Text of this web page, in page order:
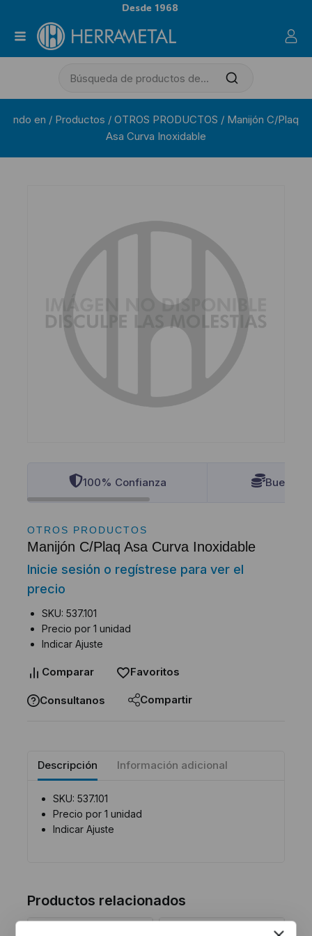
Desde 1968
ndo en / Productos / OTROS PRODUCTOS / Manijón C/Plaq
Asa Curva Inoxidable
100% Confianza Buenos
OTROS PRODUCTOS
Manijón C/Plaq Asa Curva Inoxidable
Inicie sesión o regístrese para ver el
precio
SKU: 537.101
Precio por 1 unidad
Indicar Ajuste
Comparar Favoritos
Consultanos Compartir
Descripción Información adicional
SKU: 537.101
Precio por 1 unidad
Indicar Ajuste
Productos relacionados